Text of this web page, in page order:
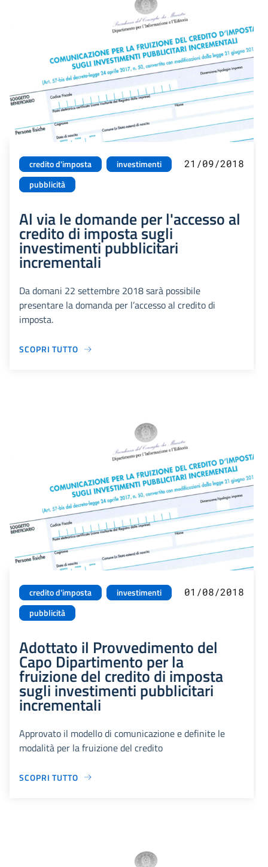
credito d'imposta
investimenti
pubblicità
21/09/2018
Al via le domande per l'accesso al
credito di imposta sugli
investimenti pubblicitari
incrementali
Da domani 22 settembre 2018 sarà possibile
presentare la domanda per l’accesso al credito di
imposta.
SCOPRI TUTTO
credito d'imposta
investimenti
pubblicità
01/08/2018
Adottato il Provvedimento del
Capo Dipartimento per la
fruizione del credito di imposta
sugli investimenti pubblicitari
incrementali
Approvato il modello di comunicazione e definite le
modalità per la fruizione del credito
SCOPRI TUTTO